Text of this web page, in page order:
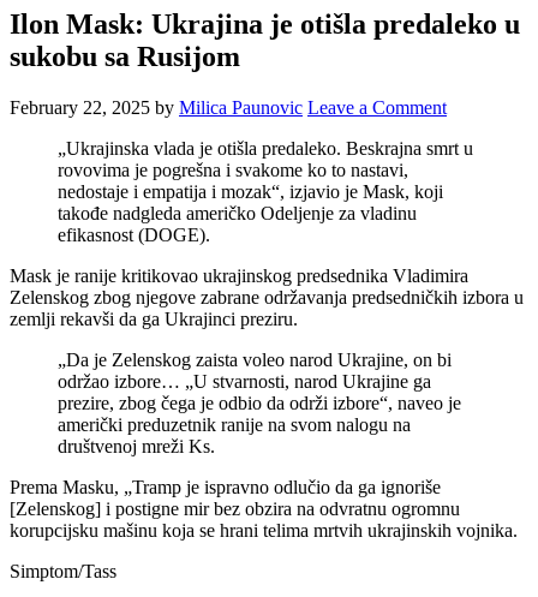
Ilon Mask: Ukrajina je otišla predaleko u
sukobu sa Rusijom
February 22, 2025 by Milica Paunovic Leave a Comment
„Ukrajinska vlada je otišla predaleko. Beskrajna smrt u
rovovima je pogrešna i svakome ko to nastavi,
nedostaje i empatija i mozak“, izjavio je Mask, koji
takođe nadgleda američko Odeljenje za vladinu
efikasnost (DOGE).
Mask je ranije kritikovao ukrajinskog predsednika Vladimira
Zelenskog zbog njegove zabrane održavanja predsedničkih izbora u
zemlji rekavši da ga Ukrajinci preziru.
„Da je Zelenskog zaista voleo narod Ukrajine, on bi
održao izbore… „U stvarnosti, narod Ukrajine ga
prezire, zbog čega je odbio da održi izbore“, naveo je
američki preduzetnik ranije na svom nalogu na
društvenoj mreži Ks.
Prema Masku, „Tramp je ispravno odlučio da ga ignoriše
[Zelenskog] i postigne mir bez obzira na odvratnu ogromnu
korupcijsku mašinu koja se hrani telima mrtvih ukrajinskih vojnika.
Simptom/Tass